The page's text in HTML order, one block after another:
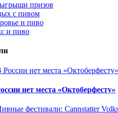
призов
с пивом
и пиво
и пиво
нет места «Октоберфесту»